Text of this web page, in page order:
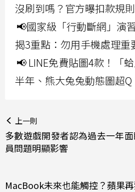
沒刷到嗎？官方曝扣款規
📢國家級「行動斷網」演
揭3重點：勿用手機處理重
📢 LINE免費貼圖4款！「
半年、熊大兔兔動態圖超Q
上一則
多數遊戲開發者認為過去一年
員問題明顯影響
MacBook未來也能觸控？蘋果